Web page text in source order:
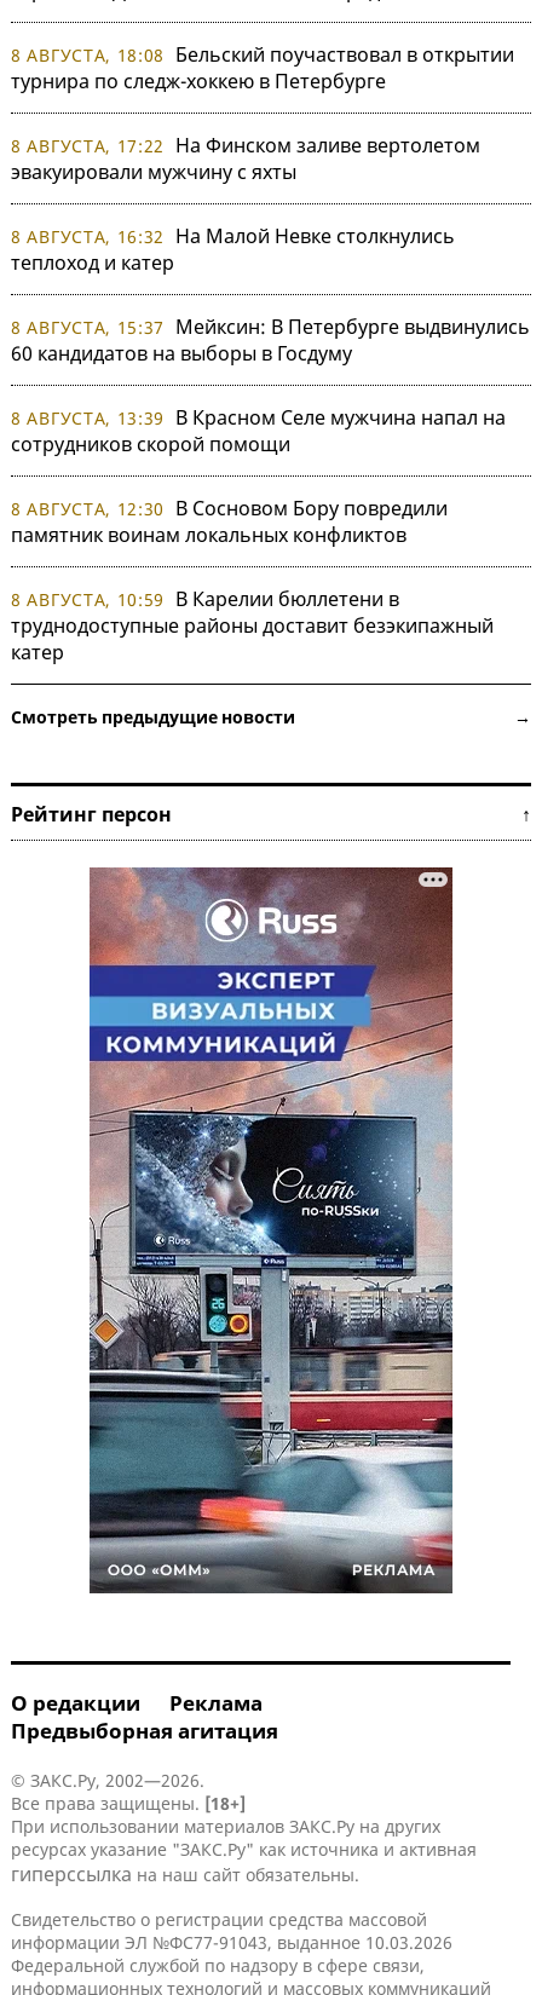
8 АВГУСТА, 18:08
Бельский поучаствовал в открытии
турнира по следж-хоккею в Петербурге
8 АВГУСТА, 17:22
На Финском заливе вертолетом
эвакуировали мужчину с яхты
8 АВГУСТА, 16:32
На Малой Невке столкнулись
теплоход и катер
8 АВГУСТА, 15:37
Мейксин: В Петербурге выдвинулись
60 кандидатов на выборы в Госдуму
8 АВГУСТА, 13:39
В Красном Селе мужчина напал на
сотрудников скорой помощи
8 АВГУСТА, 12:30
В Сосновом Бору повредили
памятник воинам локальных конфликтов
8 АВГУСТА, 10:59
В Карелии бюллетени в
труднодоступные районы доставит безэкипажный
катер
Смотреть предыдущие новости →
Рейтинг персон ↑
О редакции
Реклама
Предвыборная агитация
© ЗАКС.Ру, 2002—2026.
Все права защищены. [18+]
При использовании материалов ЗАКС.Ру на других
ресурсах указание "ЗАКС.Ру" как источника и активная
гиперссылка на наш сайт обязательны.
Свидетельство о регистрации средства массовой
информации ЭЛ №ФС77-91043, выданное 10.03.2026
Федеральной службой по надзору в сфере связи,
информационных технологий и массовых коммуникаций